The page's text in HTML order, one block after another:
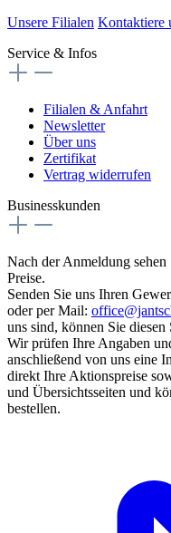
Unsere Filialen Kontaktiere
Service & Infos
Filialen & Anfahrt
Newsletter
Über uns
Zertifikat
Vertrag widerrufen
Businesskunden
Nach der Anmeldung
Preise.
Senden Sie uns Ihren
oder per Mail:
uns sind, können Sie
Wir prüfen Ihre Angaben
anschließend von uns eine
direkt Ihre Aktionspreise
und Übersichtsseiten und
bestellen.